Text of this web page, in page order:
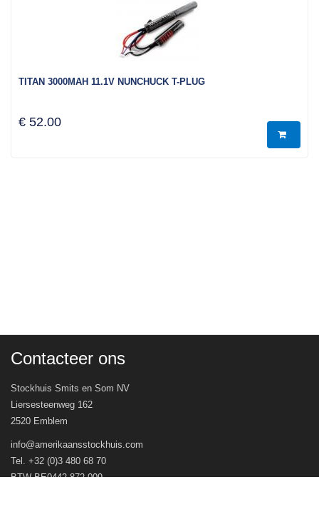
TITAN 3000MAH 11.1V NUNCHUCK T-PLUG
€ 52.00
Contacteer ons
Stockhuis Smits en Som NV
Liersesteenweg 162
2520 Emblem
info@amerikaansstockhuis.com
Tel. +32 (0)3 480 68 70
BTW BE0442.872.009